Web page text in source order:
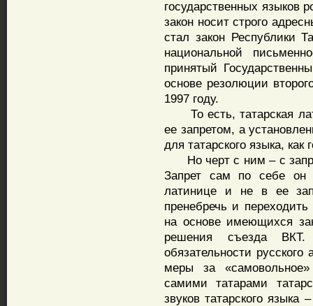
государственных языков
закон носит строго
стал закон Республики
национальной
принятый
основе резолюции
1997 году.
То есть, татарская
ее запретом, а
для татарского языка, как
Но черт с ним – с
Запрет сам по себе
латинице и не в ее
пренебречь и
на основе имеющихся
решения съезда
обязательности
меры за
самими татарами
звуков татарского языка